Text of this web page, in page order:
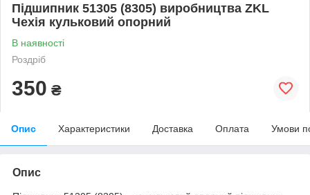
Підшипник 51305 (8305) виробництва ZKL
Чехія кульковий опорний
В наявності
Роздріб
350 ₴
Опис Характеристики Доставка Оплата Умови
Опис